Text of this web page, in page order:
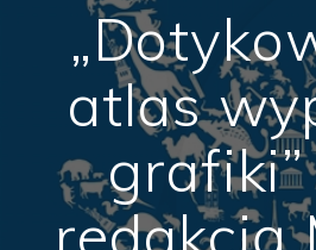
atlas
redakcją